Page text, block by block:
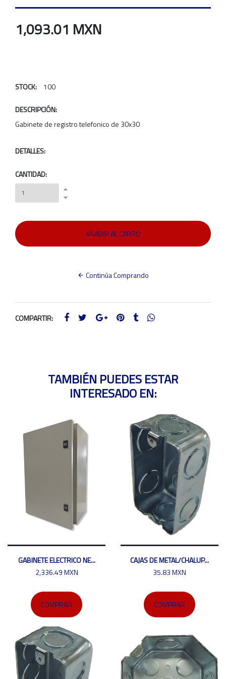
1,093.01 MXN
STOCK: 100
DESCRIPCIÓN:
Gabinete de registro telefonico de 30x30
DETALLES:
CANTIDAD:
Continúa Comprando
COMPARTIR:
TAMBIÉN PUEDES ESTAR
INTERESADO EN:
GABINETE ELECTRICO NE...
2,336.49 MXN
COMPRAR
CAJAS DE METAL/CHALUP...
35.83 MXN
COMPRAR